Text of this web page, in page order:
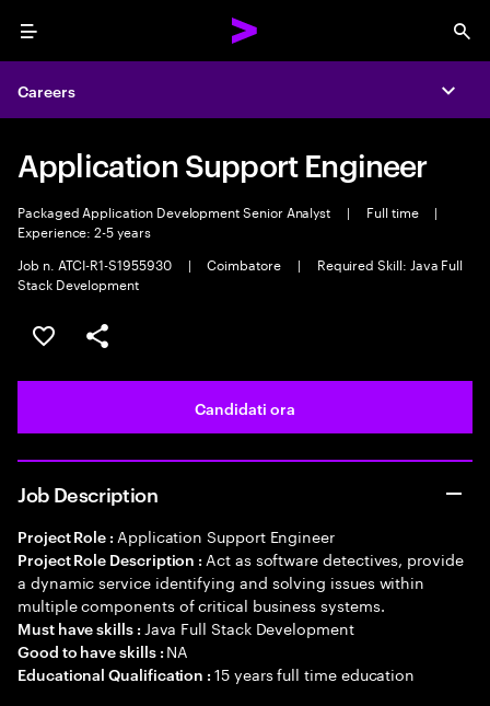
Menu
Careers
Application Support Engineer
Packaged Application Development Senior Analyst | Full time
|
Experience: 2-5 years
Job n. ATCI-R1-S1955930
| Coimbatore |
Required Skill: Java Full
Stack Development
Salva l'annuncio
Condividi l'annuncio
Candidati ora
Job Description
Project Role : Application Support Engineer
Project Role Description : Act as software detectives, provide
a dynamic service identifying and solving issues within
multiple components of critical business systems.
Must have skills : Java Full Stack Development
Good to have skills : NA
Educational Qualification :15 years full time education